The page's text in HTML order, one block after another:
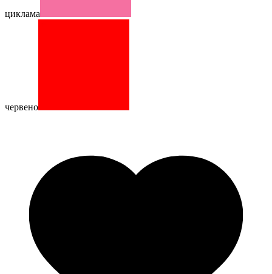
циклама
червено